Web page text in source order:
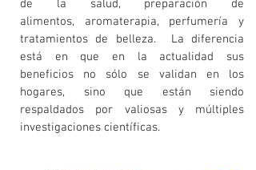
de la salud, preparación de
alimentos, aromaterapia, perfumería y
tratamientos de belleza. La diferencia
está en que en la actualidad sus
beneficios no sólo se validan en los
hogares, sino que están siendo
respaldados por valiosas y múltiples
investigaciones científicas.